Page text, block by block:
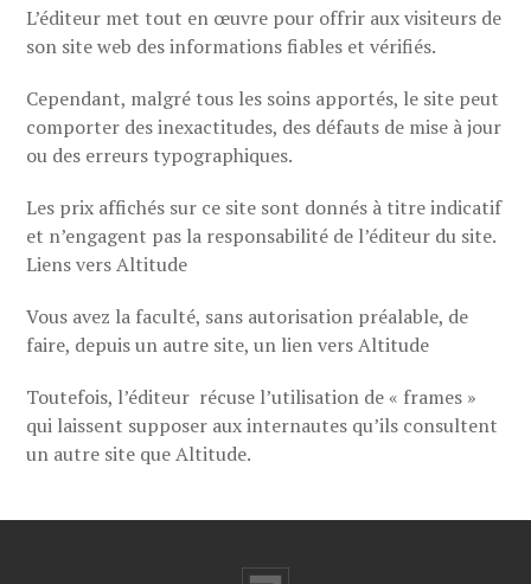
L’éditeur met tout en œuvre pour offrir aux visiteurs de
son site web des informations fiables et vérifiés.
Cependant, malgré tous les soins apportés, le site peut
comporter des inexactitudes, des défauts de mise à jour
ou des erreurs typographiques.
Les prix affichés sur ce site sont donnés à titre indicatif
et n’engagent pas la responsabilité de l’éditeur du site.
Liens vers Altitude
Vous avez la faculté, sans autorisation préalable, de
faire, depuis un autre site, un lien vers Altitude
Toutefois, l’éditeur récuse l’utilisation de « frames »
qui laissent supposer aux internautes qu’ils consultent
un autre site que Altitude.